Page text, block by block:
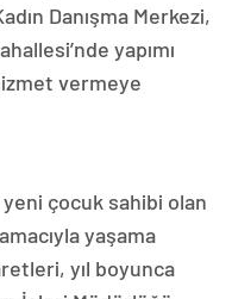
Danışma Merkezi,
yapımı
vermeye
çocuk sahibi olan
yaşama
yıl boyunca